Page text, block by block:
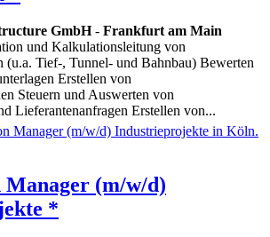
GmbH- Frankfurt am Main
und Kalkulationsleitung von
(u.a. Tief-, Tunnel- und Bahnbau) Bewerten
Erstellen von
Steuern und Auswerten von
Lieferantenanfragen Erstellen von...
(m/w/d)
*